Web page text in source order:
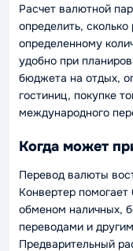
Расчет валютной
определить,
определенному
удобно при
бюджета на отдых,
гостиниц, покупке
международного
Когда может
Перевод валюты
Конвертер
обменом наличных,
переводами и
Предварительный